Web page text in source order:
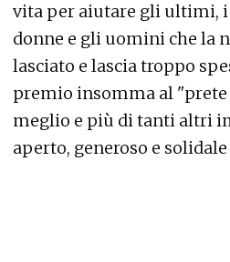
vita per aiutare gli ultimi,
donne e gli uomini che la
lasciato e lascia troppo
premio insomma al
meglio e più di tanti altri
aperto, generoso e